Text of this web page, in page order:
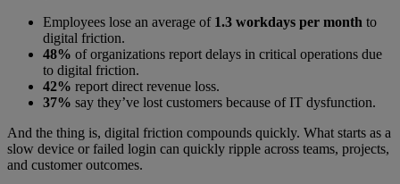
Employees lose an average of 1.3 workdays per month to
digital friction.
48% of organizations report delays in critical operations due
to digital friction.
42% report direct revenue loss.
37% say they’ve lost customers because of IT dysfunction.
And the thing is, digital friction compounds quickly. What starts as a
slow device or failed login can quickly ripple across teams, projects,
and customer outcomes.